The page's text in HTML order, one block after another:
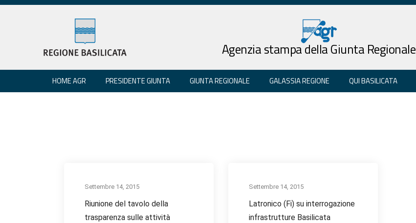
Agenzia stampa della Giunta Regionale
HOME AGR PRESIDENTE GIUNTA GIUNTA REGIONALE GALASSIA REGIONE QUI BASILICATA
Settembre 14, 2015
Riunione del tavolo della
trasparenza sulle attività
Settembre 14, 2015
Latronico (Fi) su interrogazione
infrastrutture Basilicata